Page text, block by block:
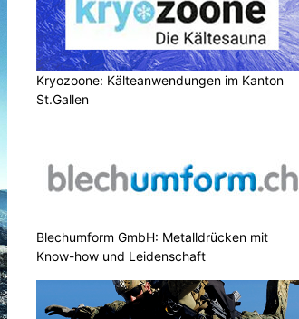
Kryozoone: Kälteanwendungen im Kanton
St.Gallen
Blechumform GmbH: Metalldrücken mit
Know-how und Leidenschaft